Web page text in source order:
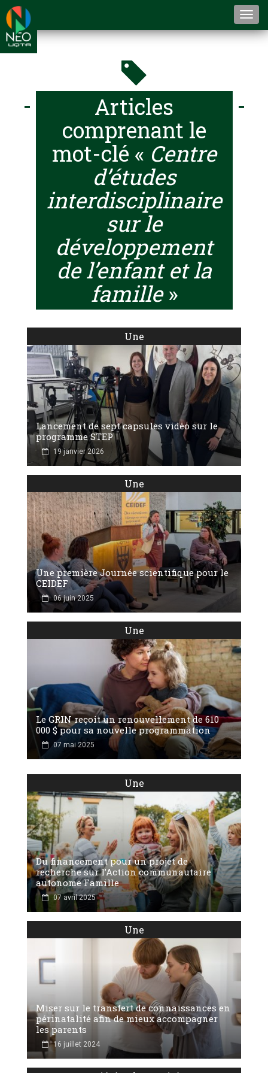
Articles
comprenant le
mot-clé « Centre
d’études
interdisciplinaire
sur le
développement
de l’enfant et la
famille»
Une
Lancement de sept capsules vidéo sur le
programme STEP
19 janvier 2026
Une
Une première Journée scientifique pour le
CEIDEF
06 juin 2025
Une
Le GRIN reçoit un renouvellement de 610
000 $ pour sa nouvelle programmation
07 mai 2025
Une
Du financement pour un projet de
recherche sur l’Action communautaire
autonome Famille
07 avril 2025
Une
Miser sur le transfert de connaissances en
périnatalité afin de mieux accompagner
les parents
16 juillet 2024